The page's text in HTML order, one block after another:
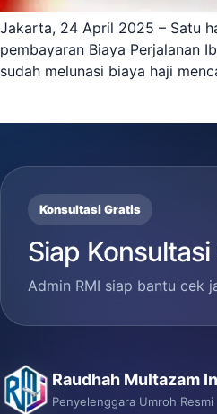
Jakarta, 24 April 2025 – Satu
pembayaran Biaya Perjalanan
sudah melunasi biaya haji
Konsultasi Gratis
Siap
Admin RMI siap bantu cek
Raudhah Multazam
Penyelenggara Umroh Resmi